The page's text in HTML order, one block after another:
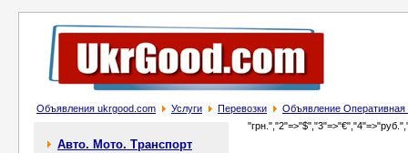
Объявления ukrgood.com Услуги Перевозки Объявление Оперативная
Авто. Мото. Транспорт